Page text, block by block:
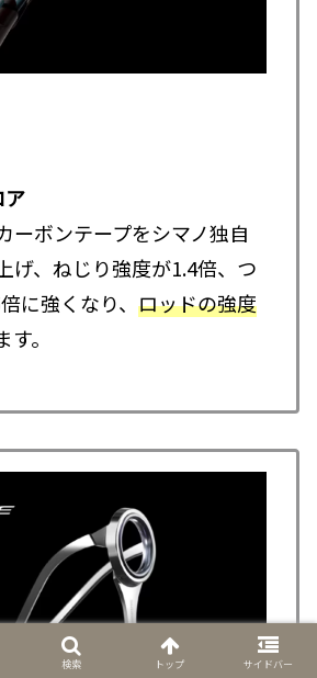
ア
ーボンテープをシマノ独自
げ、ねじり強度が1.4倍、つ
に強くなり、 ロッドの強度
す。
検索 トップ サイドバー